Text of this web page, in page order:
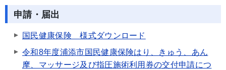
申請・届出
国民健康保険 様式ダウンロード
令和8年度浦添市国民健康保険はり、きゅう、あん
摩、マッサージ及び指圧施術利用券の交付申請につ